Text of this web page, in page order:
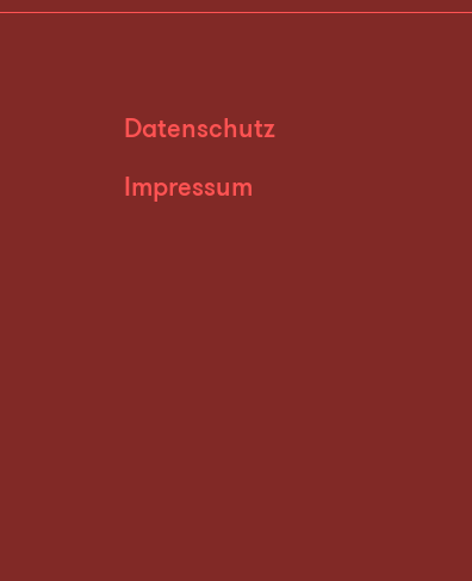
Datenschutz
Impressum